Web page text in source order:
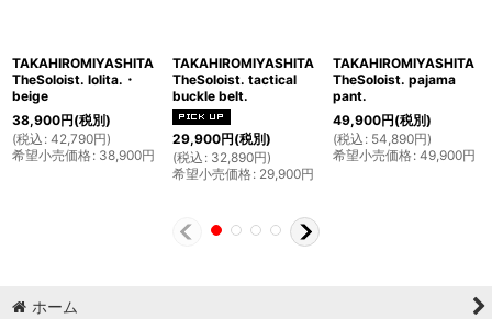
TAKAHIROMIYASHITA
TheSoloist. lolita.・
beige
38,900円(税別)
(税込 : 42,790円)
希望小売価格: 38,900円
TAKAHIROMIYASHITA
TheSoloist. tactical
buckle belt.
29,900円(税別)
(税込 : 32,890円)
希望小売価格: 29,900円
TAKAHIROMIYASHITA
TheSoloist. pajama
pant.
49,900円(税別)
(税込 : 54,890円)
希望小売価格: 49,900円
ホーム